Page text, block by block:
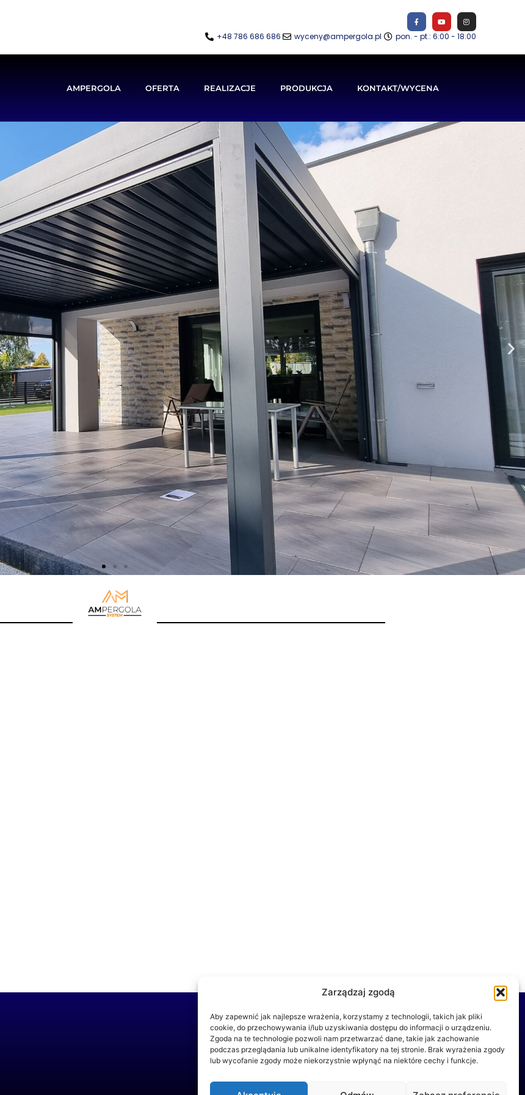
Zarządzaj zgodą
Aby zapewnić jak najlepsze wrażenia, korzystamy z technologii, takich jak pliki
cookie, do przechowywania i/lub uzyskiwania dostępu do informacji o urządzeniu.
Zgoda na te technologie pozwoli nam przetwarzać dane, takie jak zachowanie
podczas przeglądania lub unikalne identyfikatory na tej stronie. Brak wyrażenia zgody
lub wycofanie zgody może niekorzystnie wpłynąć na niektóre cechy i funkcje.
+48 786 686 686 wyceny@ampergola.pl pon. - pt.: 6:00 - 18:00
AMPERGOLA OFERTA REALIZACJE PRODUKCJA KONTAKT/WYCENA
it-web.pl
czyscioch.eu
ekskluzywnebalie.pl
dobry-haft.pl
new-garden.pl
pakalicjaplonka.pl